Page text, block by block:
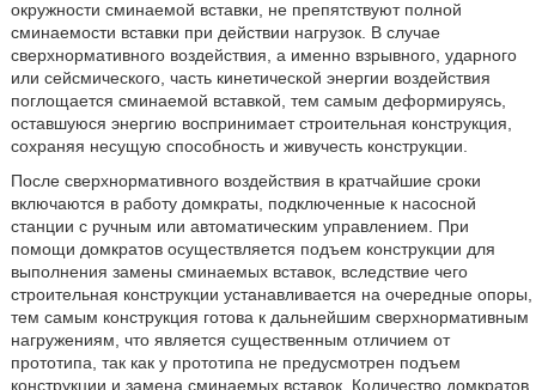
окружности сминаемой вставки, не препятствуют полной
сминаемости вставки при действии нагрузок. В случае
сверхнормативного воздействия, а именно взрывного, ударного
или сейсмического, часть кинетической энергии воздействия
поглощается сминаемой вставкой, тем самым деформируясь,
оставшуюся энергию воспринимает строительная конструкция,
сохраняя несущую способность и живучесть конструкции.
После сверхнормативного воздействия в кратчайшие сроки
включаются в работу домкраты, подключенные к насосной
станции с ручным или автоматическим управлением. При
помощи домкратов осуществляется подъем конструкции для
выполнения замены сминаемых вставок, вследствие чего
строительная конструкции устанавливается на очередные опоры,
тем самым конструкция готова к дальнейшим сверхнормативным
нагружениям, что является существенным отличием от
прототипа, так как у прототипа не предусмотрен подъем
конструкции и замена сминаемых вставок. Количество домкратов